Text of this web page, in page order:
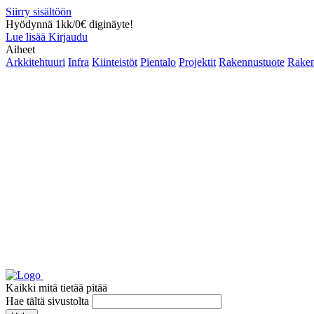
Siirry sisältöön
Hyödynnä 1kk/0€ diginäyte!
Lue lisää Kirjaudu
Aiheet
Arkkitehtuuri Infra Kiinteistöt Pientalo Projektit Rakennustuote
Kaikki mitä tietää pitää
Hae tältä sivustolta